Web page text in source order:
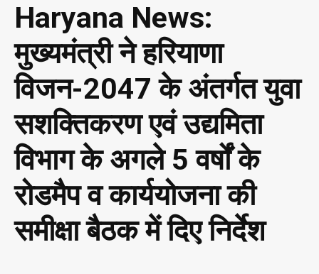
Haryana News:
मुख्यमंत्री ने हरियाणा
विजन-2047 के अंतर्गत युवा
सशक्तिकरण एवं उद्यमिता
विभाग के अगले 5 वर्षों के
रोडमैप व कार्ययोजना की
समीक्षा बैठक में दिए निर्देश